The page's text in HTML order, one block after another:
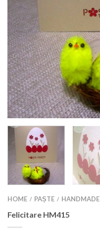
HOME / PAȘTE / HANDMADE
Felicitare HM415